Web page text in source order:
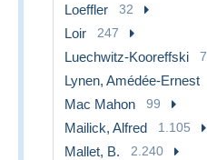
Loeffler 32
Loir 247
Luechwitz-Kooreffski 7
Lynen, Amédée-Ernest
Mac Mahon 99
Mailick, Alfred 1.105
Mallet, B. 2.240